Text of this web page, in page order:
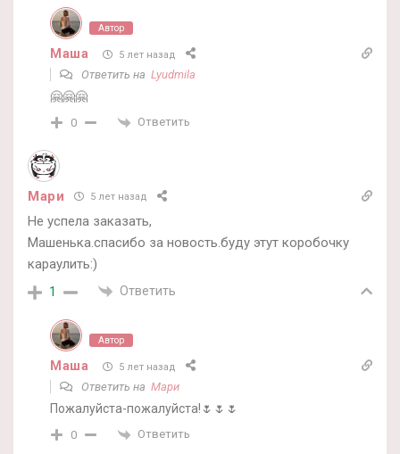
Автор
Маша 5 лет назад
Ответить на Lyudmila
🤗🤗🤗
0 Ответить
Мари 5 лет назад
Не успела заказать,
Машенька.спасибо за новость.буду этут коробочку
караулить:)
1 Ответить
Автор
Маша 5 лет назад
Ответить на Мари
Пожалуйста-пожалуйста!🌷🌷🌷
0 Ответить